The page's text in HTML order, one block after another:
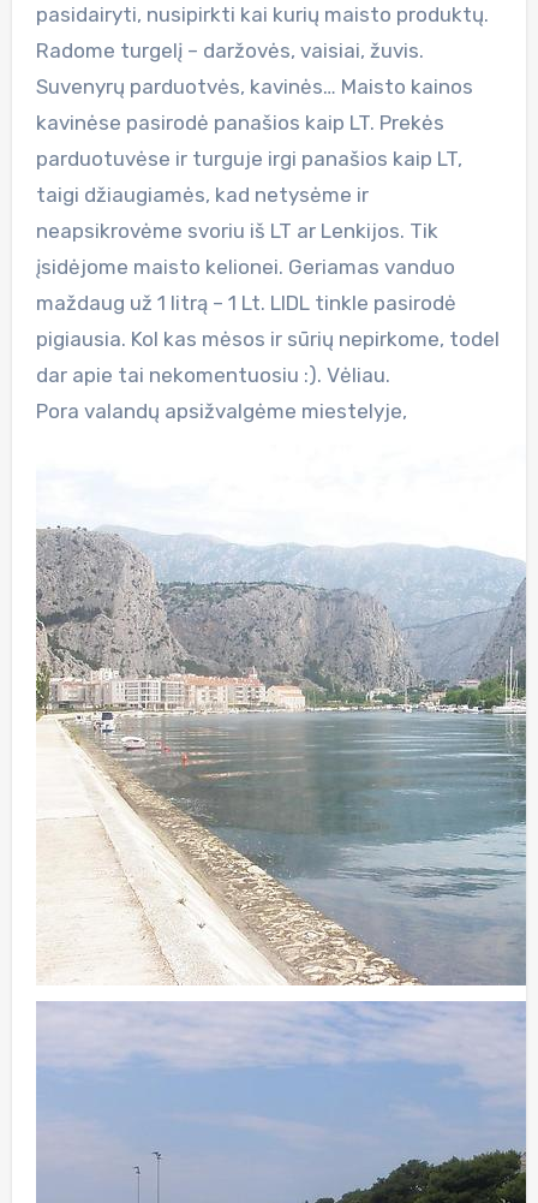
pasidairyti, nusipirkti kai kurių maisto produktų.
Radome turgelį – daržovės, vaisiai, žuvis.
Suvenyrų parduotvės, kavinės… Maisto kainos
kavinėse pasirodė panašios kaip LT. Prekės
parduotuvėse ir turguje irgi panašios kaip LT,
taigi džiaugiamės, kad netysėme ir
neapsikrovėme svoriu iš LT ar Lenkijos. Tik
įsidėjome maisto kelionei. Geriamas vanduo
maždaug už 1 litrą – 1 Lt. LIDL tinkle pasirodė
pigiausia. Kol kas mėsos ir sūrių nepirkome, todel
dar apie tai nekomentuosiu :). Vėliau.
Pora valandų apsižvalgėme miestelyje,